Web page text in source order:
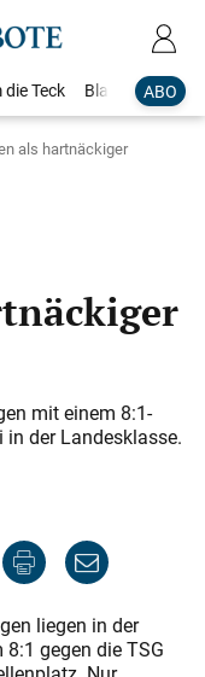
ABO
die Teck Blaulicht
als hartnäckiger
mit einem 8:1-
der Landesklasse.
liegen in der
gegen die TSG